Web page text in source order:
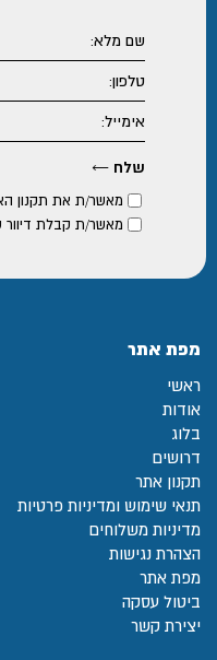
מאשר/ת את תקנון
מאשר/ת קבלת דיוור
מפת אתר
ראשי
אודות
בלוג
דרושים
תקנון אתר
תנאי שימוש ומדיניות פרטיות
מדיניות משלוחים
הצהרת נגישות
מפת אתר
ביטול עסקה
יצירת קשר